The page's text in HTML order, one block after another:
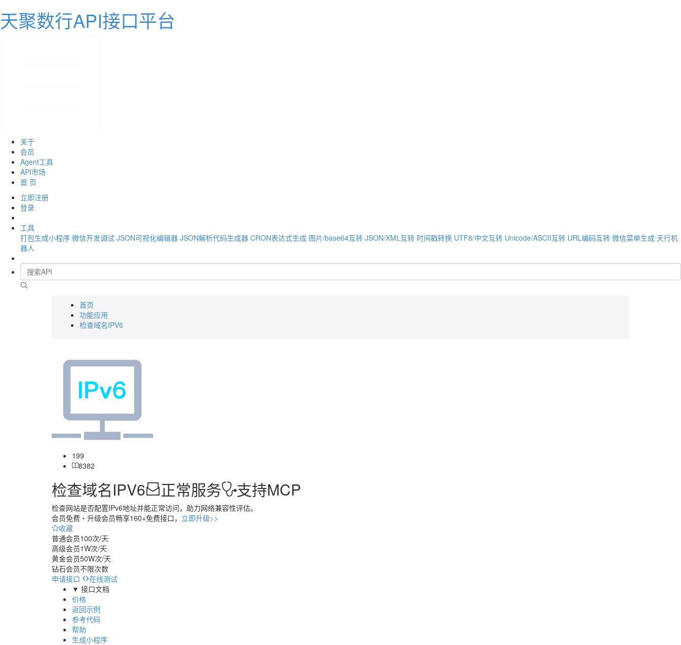
天聚数行API接口平台
关于
会员
Agent工具
API市场
首 页
立即注册
登录
工具
打包生成小程序 微信开发调试 JSON可视化编辑器 JSON解析代码生成器 CRON表达式生成 图片/base64互转 JSON/XML互转 时间戳转换 UTF8/中文互转 Unicode/ASCII互转 URL编码互转 微信菜单生成 天行机
器人
首页
功能应用
检查域名IPV6
199
8382
检查域名IPV6 正常服务 支持MCP
检查网站是否配置IPv6地址并能正常访问，助力网络兼容性评估。
会员免费・ 升级会员畅享160+免费接口， 立即升级>>
收藏
普通会员100次/天
高级会员1W次/天
黄金会员50W次/天
钻石会员不限次数
申请接口
在线测试
▼ 接口文档
价格
返回示例
参考代码
帮助
生成小程序